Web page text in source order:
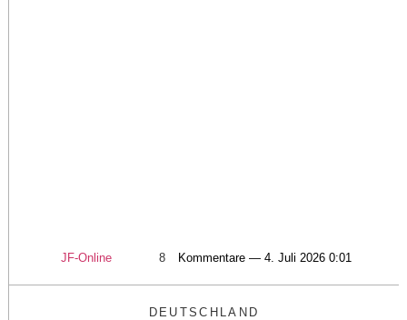
JF-Online 8 Kommentare — 4. Juli 2026 0:01
DEUTSCHLAND